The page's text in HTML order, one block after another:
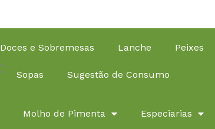
Doces e Sobremesas Lanche Peixes
Sopas Sugestão de Consumo
Molho de Pimenta Especiarias